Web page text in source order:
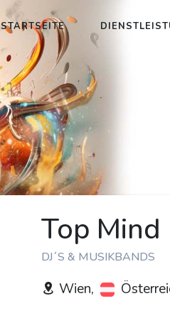
STARTSEITE
Top Mind
DJ´S & MUSIKBANDS
Wien,